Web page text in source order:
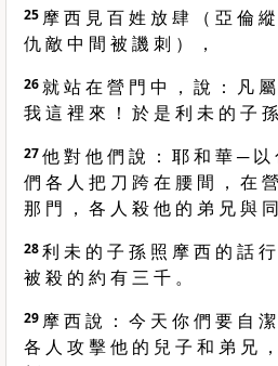
25 摩 西 見 百 姓 放 肆 （ 亞 倫
仇 敵 中 間 被 譏 刺 ） ，
26就 站 在 營 門 中 ， 說 ： 凡
我 這 裡 來 ！ 於 是 利 未 的 子
27他 對 他 們 說 ： 耶 和 華 ─ 以
們 各 人 把 刀 跨 在 腰 間 ， 在
那 門 ， 各 人 殺 他 的 弟 兄 與 同
28利 未 的 子 孫 照 摩 西 的 話
被 殺 的 約 有 三 千 。
29 摩 西 說 ： 今 天 你 們 要 自
各 人 攻 擊 他 的 兒 子 和 弟 兄